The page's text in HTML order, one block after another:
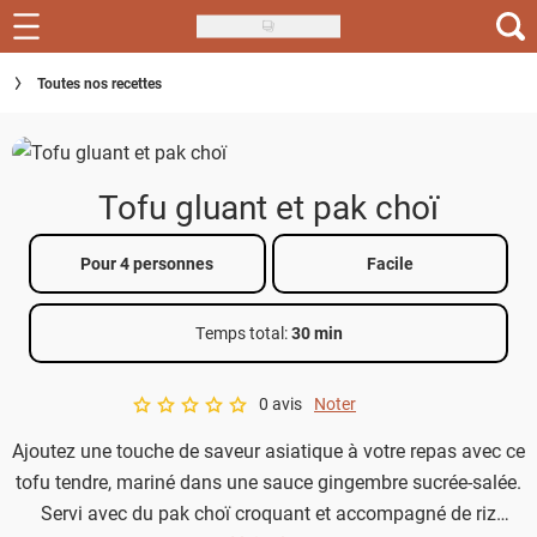
Skip
to
main
Recettes
Inspirations
Menu de la semaine
Actus
Téléchargez l'app Saveurs Recettes
Guide d'achat
Toutes nos recettes
Tofu gluant et pak choï
Pour 4 personnes Facile
Temps total:30 min
A star rating of 0 out of 5.
0 avis Noter
Ajoutez une touche de saveur asiatique à votre repas avec ce
tofu tendre, mariné dans une sauce gingembre sucrée-salée.
Servi avec du pak choï croquant et accompagné de riz